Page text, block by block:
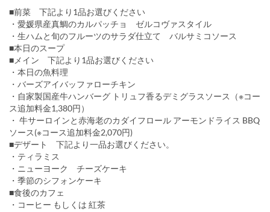
■前菜 下記より1品お選びください
・愛媛県産真鯛のカルパッチョ ゼルコヴァスタイル
・生ハムと旬のフルーツのサラダ仕立て バルサミコソース
■本日のスープ
■メイン 下記より1品お選びください
・本日の魚料理
・バーズアイバッファローチキン
・自家製国産牛ハンバーグ トリュフ香るデミグラスソース（※コー
ス追加料金1,380円）
・ 牛サーロインと赤海老のカダイフロール アーモンドライス BBQ
ソース(※コース追加料金2,070円)
■デザート 下記より一品お選びください。
・ティラミス
・ニューヨーク チーズケーキ
・季節のシフォンケーキ
■食後のカフェ
・コーヒー もしくは 紅茶